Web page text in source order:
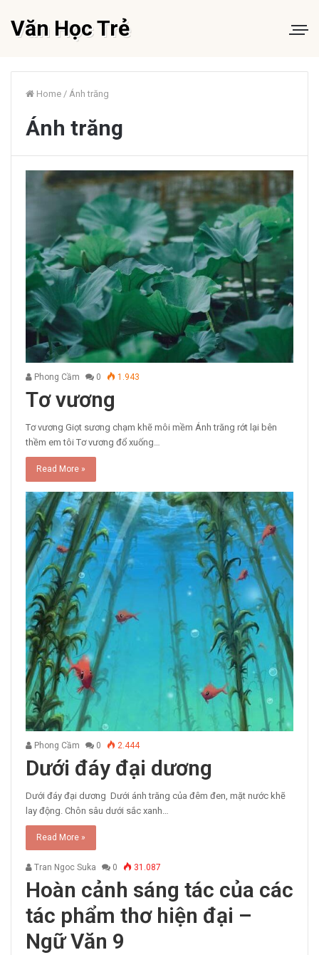
Văn Học Trẻ
Home / Ánh trăng
Ánh trăng
Phong Cầm 0 1.943
Tơ vương
Tơ vương Giọt sương chạm khẽ môi mềm Ánh trăng rớt lại bên
thềm em tôi Tơ vương đổ xuống…
Read More »
Phong Cầm 0 2.444
Dưới đáy đại dương
Dưới đáy đại dương Dưới ánh trăng của đêm đen, mặt nước khẽ
lay động. Chôn sâu dưới sắc xanh…
Read More »
Tran Ngoc Suka 0 31.087
Hoàn cảnh sáng tác của các
tác phẩm thơ hiện đại –
Ngữ Văn 9